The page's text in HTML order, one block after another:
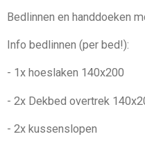
Bedlinnen en handdoeken
Info bedlinnen (per bed!):
- 1x hoeslaken 140x200
- 2x Dekbed overtrek
- 2x kussenslopen